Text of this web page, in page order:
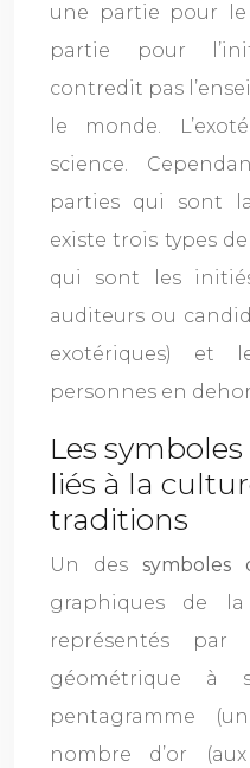
une partie pour
partie pour
contredit pas
le monde.
science.
parties qui sont
existe trois types
qui sont les
auditeurs ou
exotériques) et
personnes en
Les
liés à la
traditions
Un des symboles
graphiques de
représentés par
géométrique à
pentagramme
nombre d’or